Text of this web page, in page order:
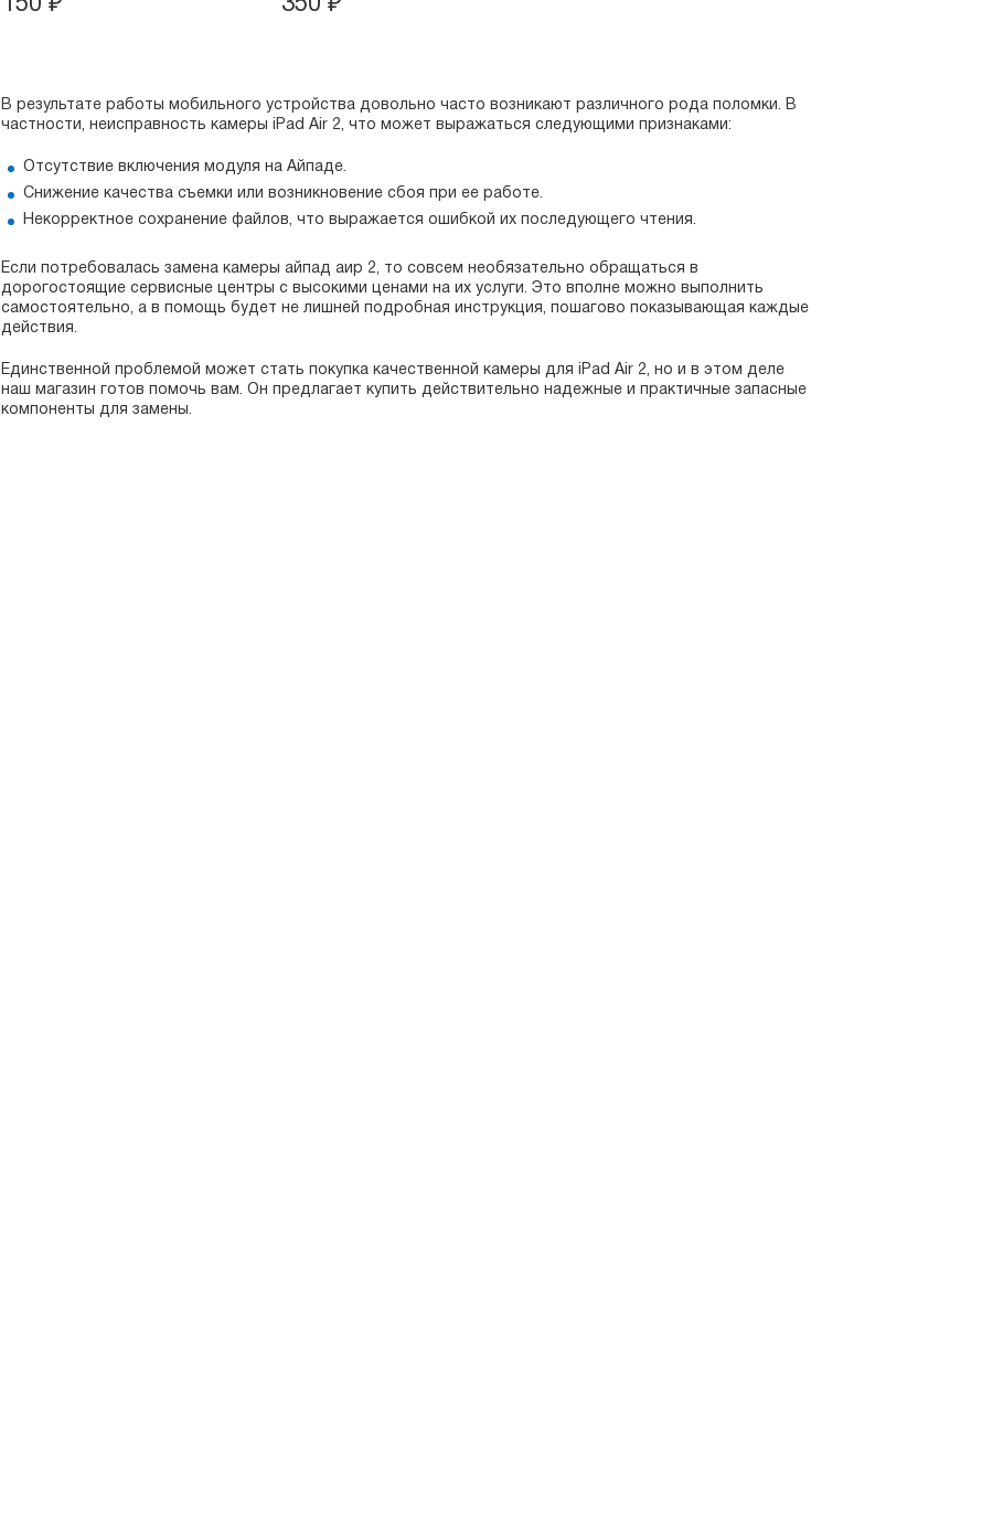
150 ₽ 350 ₽
В результате работы мобильного устройства довольно часто возникают различного рода поломки. В
частности, неисправность камеры iPad Air 2, что может выражаться следующими признаками:
Отсутствие включения модуля на Айпаде.
Снижение качества съемки или возникновение сбоя при ее работе.
Некорректное сохранение файлов, что выражается ошибкой их последующего чтения.
Если потребовалась замена камеры айпад аир 2, то совсем необязательно обращаться в
дорогостоящие сервисные центры с высокими ценами на их услуги. Это вполне можно выполнить
самостоятельно, а в помощь будет не лишней подробная инструкция, пошагово показывающая каждые
действия.
Единственной проблемой может стать покупка качественной камеры для iPad Air 2, но и в этом деле
наш магазин готов помочь вам. Он предлагает купить действительно надежные и практичные запасные
компоненты для замены.